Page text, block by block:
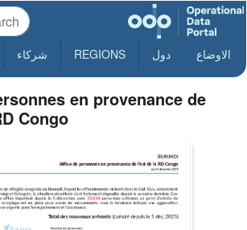
الاوضاع دول REGIONS شركاء
en provenance de
Congo